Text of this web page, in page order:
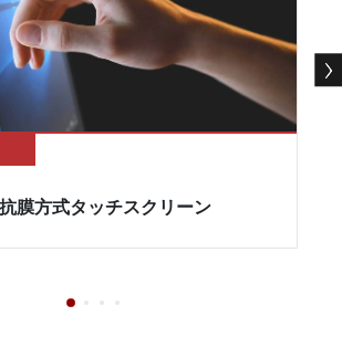
膜方式タッチスクリーン